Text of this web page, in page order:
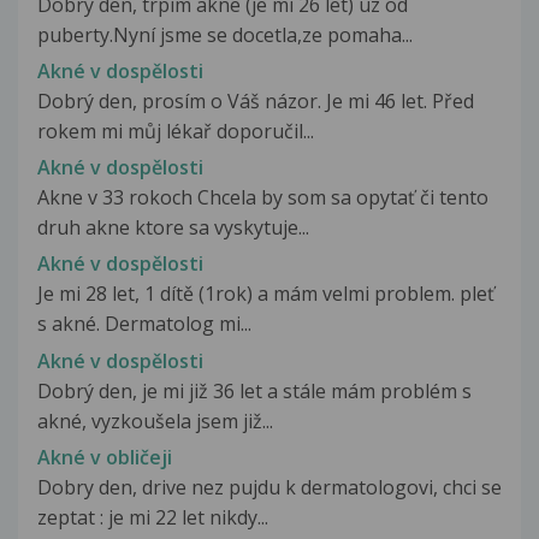
puberty.Nyní jsme se docetla,ze pomaha...
Akné v dospělosti
Dobrý den, prosím o Váš názor. Je mi 46 let. Před
rokem mi můj lékař doporučil...
Akné v dospělosti
Akne v 33 rokoch Chcela by som sa opytať či tento
druh akne ktore sa vyskytuje...
Akné v dospělosti
Je mi 28 let, 1 dítě (1rok) a mám velmi problem. pleť
s akné. Dermatolog mi...
Akné v dospělosti
Dobrý den, je mi již 36 let a stále mám problém s
akné, vyzkoušela jsem již...
Akné v obličeji
Dobry den, drive nez pujdu k dermatologovi, chci se
zeptat : je mi 22 let nikdy...